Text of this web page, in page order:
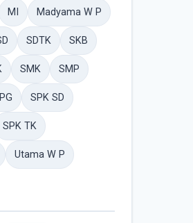
MI Madyama W P
SDTK SKB
SMK SMP
SPK SD
SPK TK
Utama W P